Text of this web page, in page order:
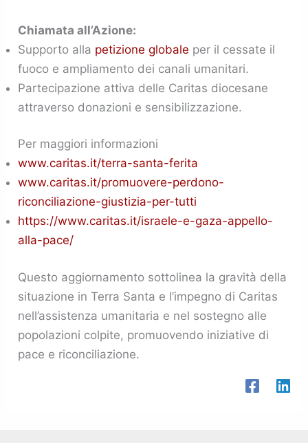
Chiamata all’Azione:
Supporto alla petizione globale per il cessate il
fuoco e ampliamento dei canali umanitari.
Partecipazione attiva delle Caritas diocesane
attraverso donazioni e sensibilizzazione.
Per maggiori informazioni
www.caritas.it/terra-santa-ferita
www.caritas.it/promuovere-perdono-
riconciliazione-giustizia-per-tutti
https://www.caritas.it/israele-e-gaza-appello-
alla-pace/
Questo aggiornamento sottolinea la gravità della
situazione in Terra Santa e l’impegno di Caritas
nell’assistenza umanitaria e nel sostegno alle
popolazioni colpite, promuovendo iniziative di
pace e riconciliazione.